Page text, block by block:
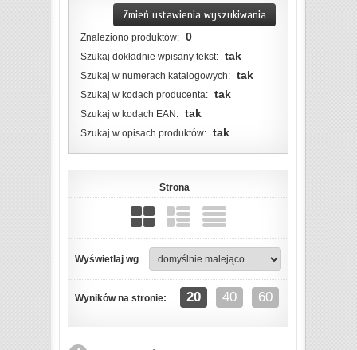
Zmień ustawienia wyszukiwania
Znaleziono produktów: 0
Szukaj dokładnie wpisany tekst: tak
Szukaj w numerach katalogowych: tak
Szukaj w kodach producenta: tak
Szukaj w kodach EAN: tak
Szukaj w opisach produktów: tak
Strona
Wyświetlaj wg
Wyników na stronie: 20 40 60